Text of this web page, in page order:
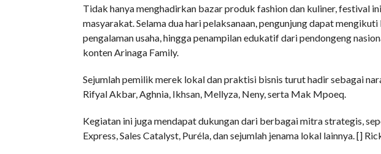
Tidak hanya menghadirkan bazar produk fashion dan kuliner, festival
masyarakat. Selama dua hari pelaksanaan, pengunjung dapat
pengalaman usaha, hingga penampilan edukatif dari pendongeng
konten Arinaga Family.
Sejumlah pemilik merek lokal dan praktisi bisnis turut hadir sebagai
Rifyal Akbar, Aghnia, Ikhsan, Mellyza, Neny, serta Mak Mpoeq.
Kegiatan ini juga mendapat dukungan dari berbagai mitra strategis,
Express, Sales Catalyst, Puréla, dan sejumlah jenama lokal lainnya. []